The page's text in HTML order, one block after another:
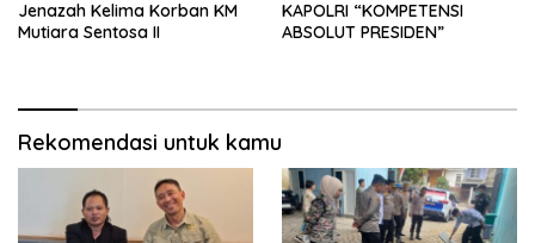
Jenazah Kelima Korban KM
Mutiara Sentosa II
KAPOLRI “KOMPETENSI
ABSOLUT PRESIDEN”
Rekomendasi untuk kamu